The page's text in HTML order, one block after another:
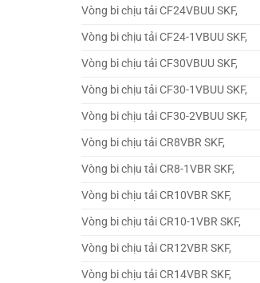
Vòng bi chịu tải CF24VBUU SKF,
Vòng bi chịu tải CF24-1VBUU SKF,
Vòng bi chịu tải CF30VBUU SKF,
Vòng bi chịu tải CF30-1VBUU SKF,
Vòng bi chịu tải CF30-2VBUU SKF,
Vòng bi chịu tải CR8VBR SKF,
Vòng bi chịu tải CR8-1VBR SKF,
Vòng bi chịu tải CR10VBR SKF,
Vòng bi chịu tải CR10-1VBR SKF,
Vòng bi chịu tải CR12VBR SKF,
Vòng bi chịu tải CR14VBR SKF,